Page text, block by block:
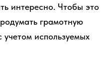
интересно. Чтобы это
грамотную
используемых